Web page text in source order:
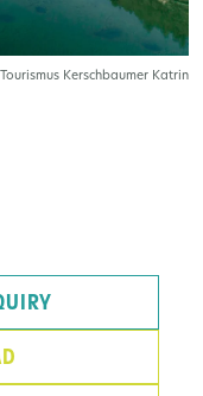
Kerschbaumer Katrin